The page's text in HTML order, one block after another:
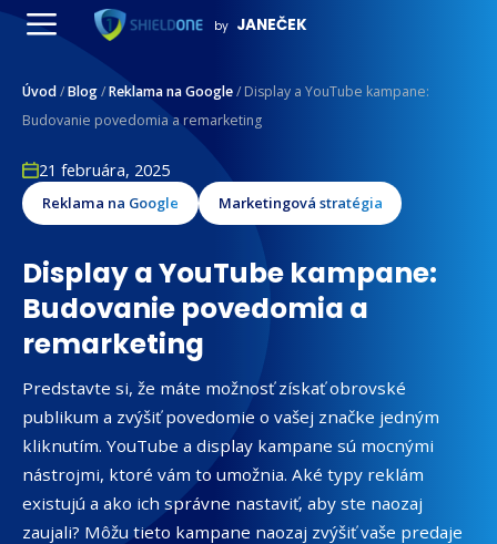
Preskočiť
Úvod/Blog/Reklama na Google/Display a YouTube kampane:
Budovanie povedomia a remarketing
21 februára, 2025
Reklama na Google Marketingová stratégia
Display a YouTube kampane:
Budovanie povedomia a
remarketing
Predstavte si, že máte možnosť získať obrovské
publikum a zvýšiť povedomie o vašej značke jedným
kliknutím. YouTube a display kampane sú mocnými
nástrojmi, ktoré vám to umožnia. Aké typy reklám
existujú a ako ich správne nastaviť, aby ste naozaj
zaujali? Môžu tieto kampane naozaj zvýšiť vaše predaje
by JANEČEK